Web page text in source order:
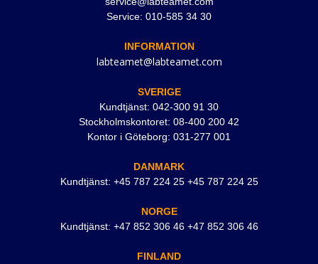
Service: 010-585 34 30
INFORMATION
labteamet@labteamet.com
SVERIGE
Kundtjänst: 042-300 91 30
Stockholmskontoret: 08-400 200 42
Kontor i Göteborg: 031-277 001
DANMARK
Kundtjänst: +45 787 224 25 +45 787 224 25
NORGE
Kundtjänst: +47 852 306 46 +47 852 306 46
FINLAND